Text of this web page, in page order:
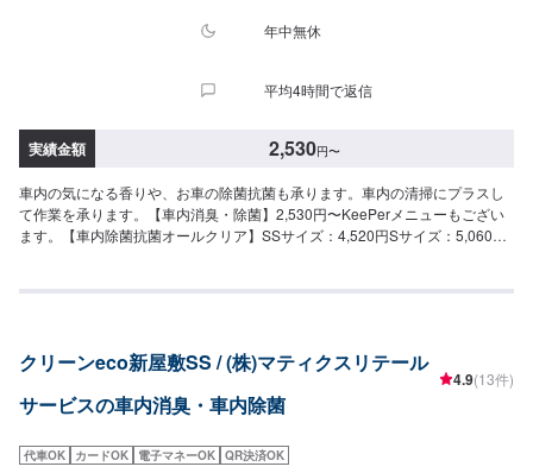
年中無休
平均4時間で返信
実績金額 2,530円〜
車内の気になる香りや、お車の除菌抗菌も承ります。車内の清掃にプラスし
て作業を承ります。【車内消臭・除菌】2,530円〜KeePerメニューもござい
ます。【車内除菌抗菌オールクリア】SSサイズ：4,520円Sサイズ：5,060円
クリーンeco新屋敷SS / (株)マティクスリテール
サービスの車内消臭・車内除菌
4.9(13件)
代車OK カードOK 電子マネーOK QR決済OK